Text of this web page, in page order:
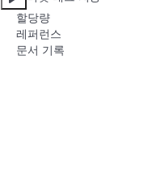
할당량
레퍼런스
문서 기록